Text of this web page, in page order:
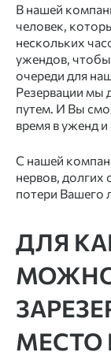
В нашей
человек,
нескольких
ужендов, чтобы
очереди для
Резервации мы
путем. И Вы
время в уженд
С нашей
нервов, долгих
потери Вашего
ДЛЯ
МЕСТО